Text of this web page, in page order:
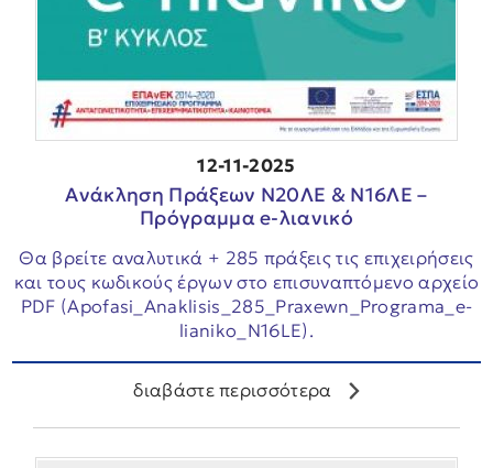
12-11-2025
Ανάκληση Πράξεων Ν20ΛΕ & Ν16ΛΕ –
Πρόγραμμα e-λιανικό
Θα βρείτε αναλυτικά + 285 πράξεις τις επιχειρήσεις
και τους κωδικούς έργων στο επισυναπτόμενο αρχείο
PDF (Apofasi_Anaklisis_285_Praxewn_Programa_e-
lianiko_N16LE).
διαβάστε περισσότερα